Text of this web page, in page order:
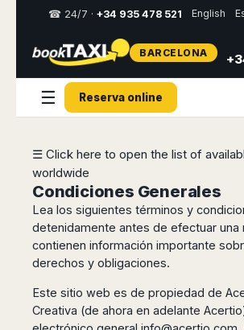
Select
Spain
Barcelona
Reus
Italy
Milan
Genoa
Rest
of
Europe
Brussels
Luxembourg
Middle
East
Abu
Dhabi
Usa
&
Canada
New
York
☎ 24/7 · +34 935 478 521 English
BARCELONA
☰ Reserva online
☰ Click here to open the list of
worldwide
Condiciones Generales
Lea los siguientes términos y
detenidamente antes de efectuar una
contienen información importante
derechos y obligaciones.
Este sitio web es de propiedad de
Creativa (de ahora en adelante